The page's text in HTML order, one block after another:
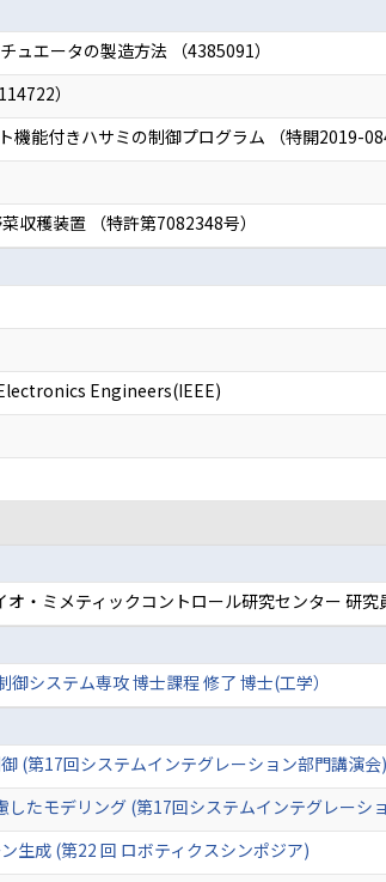
ュエータの製造方法 （4385091）
）
機能付きハサミの制御プログラム （特開2019-
収穫装置 （特許第7082348号）
Engineers(IEEE)
・ミメティックコントロール研究センター 研究
システム専攻 博士課程 修了 博士(工学）
(第17回システムインテグレーション部門講演会)
たモデリング (第17回システムインテグレーシ
生成 (第22 回 ロボティクスシンポジア)